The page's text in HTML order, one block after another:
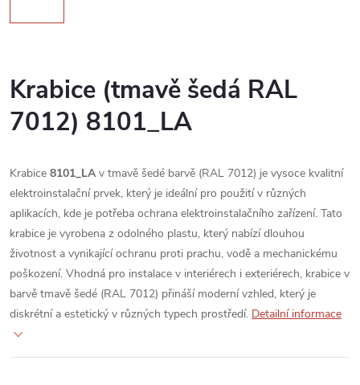
Krabice (tmavě šedá RAL
7012) 8101_LA
Krabice 8101_LAv tmavě šedé barvě (RAL 7012) je vysoce kvalitní
elektroinstalační prvek, který je ideální pro použití v různých
aplikacích, kde je potřeba ochrana elektroinstalačního zařízení. Tato
krabice je vyrobena z odolného plastu, který nabízí dlouhou
životnost a vynikající ochranu proti prachu, vodě a mechanickému
poškození. Vhodná pro instalace v interiérech i exteriérech, krabice v
barvě tmavě šedé (RAL 7012) přináší moderní vzhled, který je
diskrétní a estetický v různých typech prostředí. Detailní informace